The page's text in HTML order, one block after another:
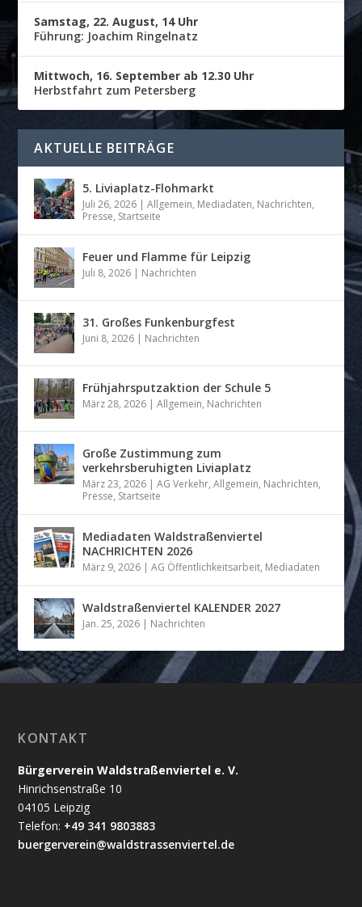
Samstag, 22. August, 14 Uhr
Führung: Joachim Ringelnatz
Mittwoch, 16. September ab 12.30 Uhr
Herbstfahrt zum Petersberg
AKTUELLE BEITRÄGE
5. Liviaplatz-Flohmarkt
Juli 26, 2026 |Allgemein, Mediadaten, Nachrichten,
Presse, Startseite
Feuer und Flamme für Leipzig
Juli 8, 2026 | Nachrichten
31. Großes Funkenburgfest
Juni 8, 2026 | Nachrichten
Frühjahrsputzaktion der Schule 5
März 28, 2026 |Allgemein, Nachrichten
Große Zustimmung zum
verkehrsberuhigten Liviaplatz
März 23, 2026 |AG Verkehr,Allgemein, Nachrichten,
Presse, Startseite
Mediadaten Waldstraßenviertel
NACHRICHTEN 2026
März 9, 2026 |AG Öffentlichkeitsarbeit, Mediadaten
Waldstraßenviertel KALENDER 2027
Jan. 25, 2026 | Nachrichten
KONTAKT
Bürgerverein Waldstraßenviertel e. V.
Hinrichsenstraße 10
04105 Leipzig
Telefon: +49 341 9803883
buergerverein@waldstrassenviertel.de